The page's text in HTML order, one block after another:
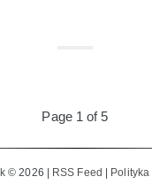
Page 1 of 5
© 2026 | RSS Feed